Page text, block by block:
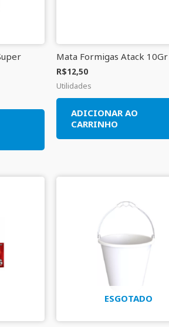
Mata Formigas Atack 10Gr
R$12,50
Utilidades
ADICIONAR AO
CARRINHO
ESGOTADO